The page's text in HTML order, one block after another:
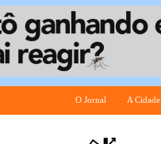
O Jornal A Cidade